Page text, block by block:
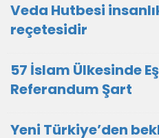
Veda Hutbesi
reçetesidir
57 İslam Ülkesinde
Referandum Şart
Yeni Türkiye’den